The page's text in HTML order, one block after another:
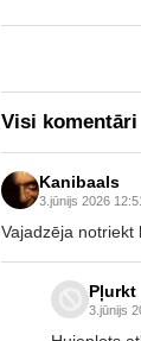
Visi komentāri
Kanibaals
3.jūnijs 2026
Vajadzēja notriekt
Pļurkt
3.jūnijs